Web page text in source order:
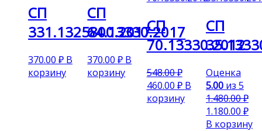
СП
331.1325800.2017
370.00 ₽ В
корзину
СП
64.13330.2017
370.00₽ В
корзину
СП
70.13330.2012
548.00₽
460.00 ₽ В
корзину
СП
Оценка
5.00из 5
1.480.00₽
1.180.00 ₽
В корзину